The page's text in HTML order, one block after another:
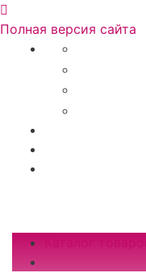
Полная версия сайта